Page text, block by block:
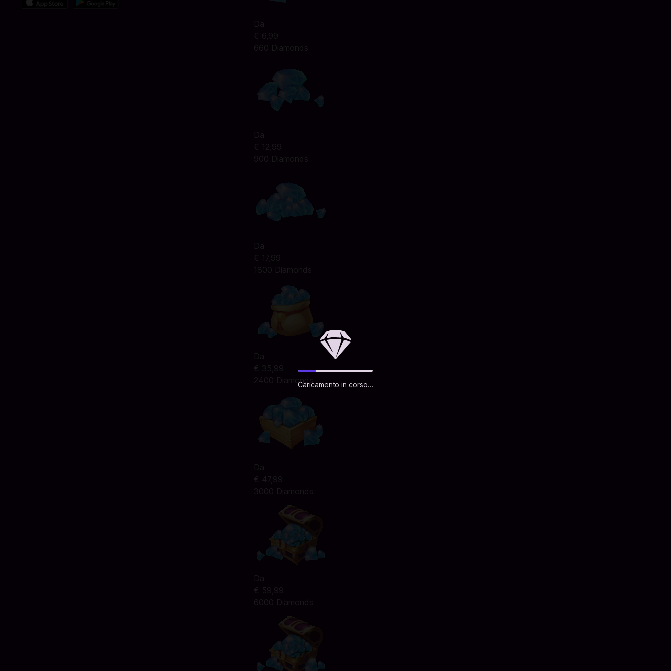
Caricamento in corso...
Da
€ 6,99
660 Diamonds
Da
€ 12,99
900 Diamonds
Da
€ 17,99
1800 Diamonds
Da
€ 35,99
2400 Diamonds
Da
€ 47,99
3000 Diamonds
Da
€ 59,99
6000 Diamonds